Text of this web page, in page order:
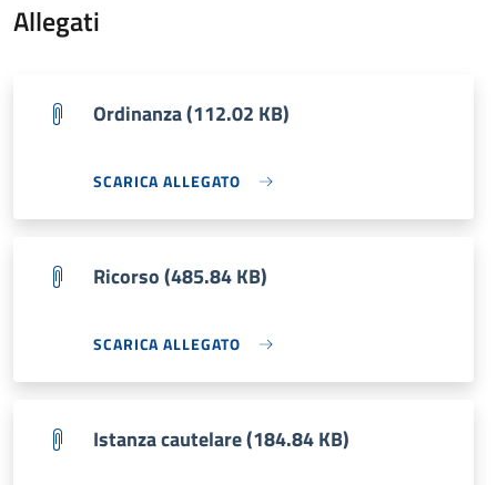
Allegati
Ordinanza (112.02 KB)
SCARICA ALLEGATO
Ricorso (485.84 KB)
SCARICA ALLEGATO
Istanza cautelare (184.84 KB)